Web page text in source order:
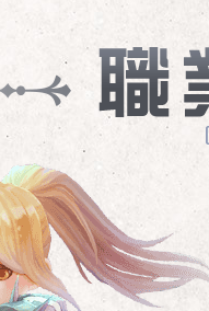
僧侶
戰士
法師